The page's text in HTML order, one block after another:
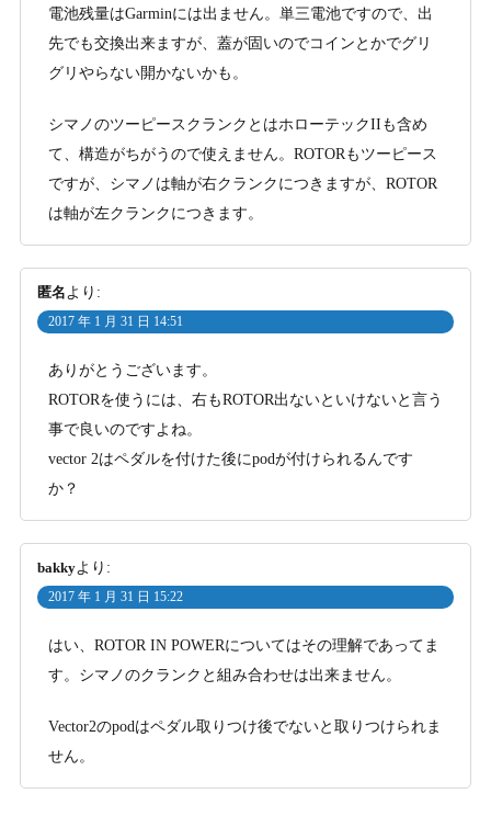
電池残量はGarminには出ません。単三電池ですので、出
先でも交換出来ますが、蓋が固いのでコインとかでグリ
グリやらない開かないかも。
シマノのツーピースクランクとはホローテックIIも含め
て、構造がちがうので使えません。ROTORもツーピース
ですが、シマノは軸が右クランクにつきますが、ROTOR
は軸が左クランクにつきます。
匿名 より:
2017 年 1 月 31 日 14:51
ありがとうございます。
ROTORを使うには、右もROTOR出ないといけないと言う
事で良いのですよね。
vector 2はペダルを付けた後にpodが付けられるんです
か？
bakkyより:
2017 年 1 月 31 日 15:22
はい、ROTOR IN POWERについてはその理解であってま
す。シマノのクランクと組み合わせは出来ません。
Vector2のpodはペダル取りつけ後でないと取りつけられま
せん。